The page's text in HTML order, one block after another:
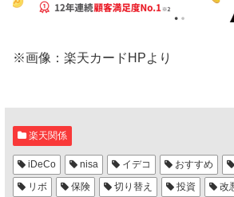
※画像：楽天カードHPより
楽天関係
iDeCo nisa イデコ おすすめ
リボ
保険 切り替え 投資 改